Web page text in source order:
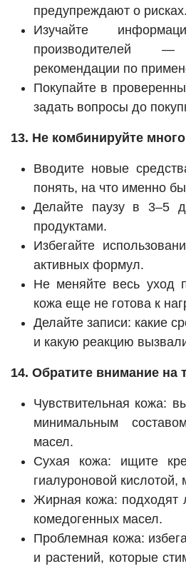
предупреждают о рисках.
Изучайте
производителей
рекомендации по
Покупайте в
задать вопросы до
13. Не комбинируйте
Вводите новые
понять, на что именно
Делайте паузу в 3–5
продуктами.
Избегайте
активных формул.
Не меняйте весь уход
кожа еще не готова к
Делайте записи: какие
и какую реакцию
14. Обратите внимание на
Чувствительная кожа:
минимальным
масел.
Сухая кожа: ищите
гиалуроновой
Жирная кожа: подходят
комедогенных масел.
Проблемная кожа:
и растений, которые